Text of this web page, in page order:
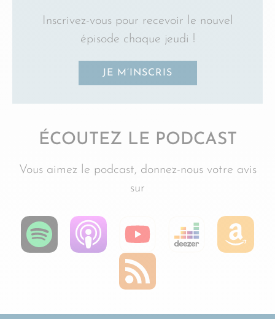
Inscrivez-vous pour recevoir le nouvel
épisode chaque jeudi !
JE M’INSCRIS
ÉCOUTEZ LE PODCAST
Vous aimez le podcast, donnez-nous votre avis
sur